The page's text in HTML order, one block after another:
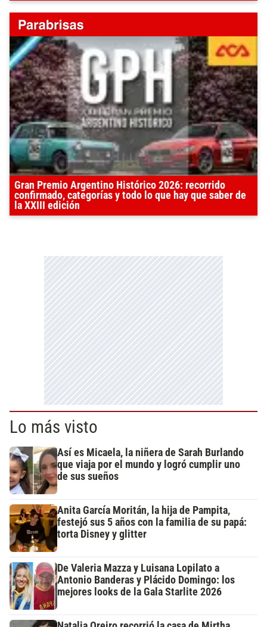
Gran Premio Argentino Histórico 2026: recorrido
confirmado, categorías y todo lo que hay que saber de
la XXIII edición
Lo más visto
Así es Micaela, la niñera de Sarah Burlando
que viaja por el mundo y logró cumplir uno
de sus sueños
Anita García Moritán, la hija de Pampita,
festejó sus 5 años con la familia de su papá:
torta Disney y glitter
De Valeria Mazza y Luisana Lopilato a
Antonio Banderas y Plácido Domingo: los
mejores looks de la Gala Starlite 2026